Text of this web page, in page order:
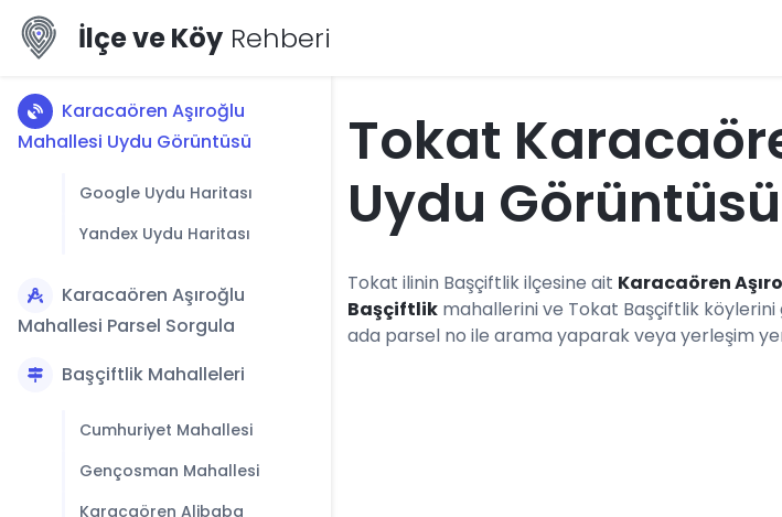
İlçe ve Köy Rehberi
Karacaören Aşıroğlu
Mahallesi Uydu Görüntüsü
Google Uydu Haritası
Yandex Uydu Haritası
Karacaören Aşıroğlu
Mahallesi Parsel Sorgula
Başçiftlik Mahalleleri
Cumhuriyet Mahallesi
Gençosman Mahallesi
Karacaören Alibaba
Tokat
Uydu Görüntüsü
Tokat ilinin Başçiftlik ilçesine ait Karacaören
Başçiftlik mahallerini ve Tokat Başçiftlik
ada parsel no ile arama yaparak veya yerleşim